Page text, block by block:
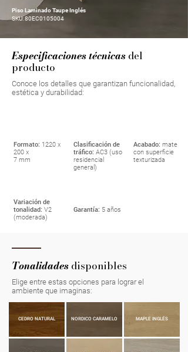
Piso Laminado Taupe Inglés
SKU: 80EC0105004
Especificaciones técnicasdel
producto
Conoce los detalles que garantizan funcionalidad,
estética y durabilidad:
Formato: 1220 x
200 x
7 mm
Variación de
tonalidad: V2
(moderada)
Clasificación de
tráfico: AC3 (uso
residencial
general)
Garantía: 5 años
Acabado: mate
con superficie
texturizada
Tonalidadesdisponibles
Elige entre estas opciones para lograr el
ambiente que imaginas:
CEDRO NATURAL NORDICO CARAMELO MAPLE INGLÉS